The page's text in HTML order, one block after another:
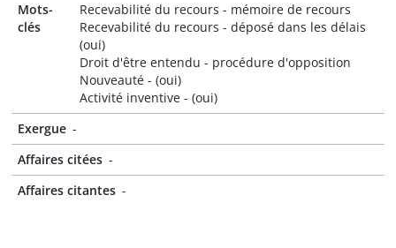
Mots-
clés
Recevabilité du recours - mémoire de recours
Recevabilité du recours - déposé dans les délais
(oui)
Droit d'être entendu - procédure d'opposition
Nouveauté - (oui)
Activité inventive - (oui)
Exergue -
Affaires citées -
Affaires citantes -